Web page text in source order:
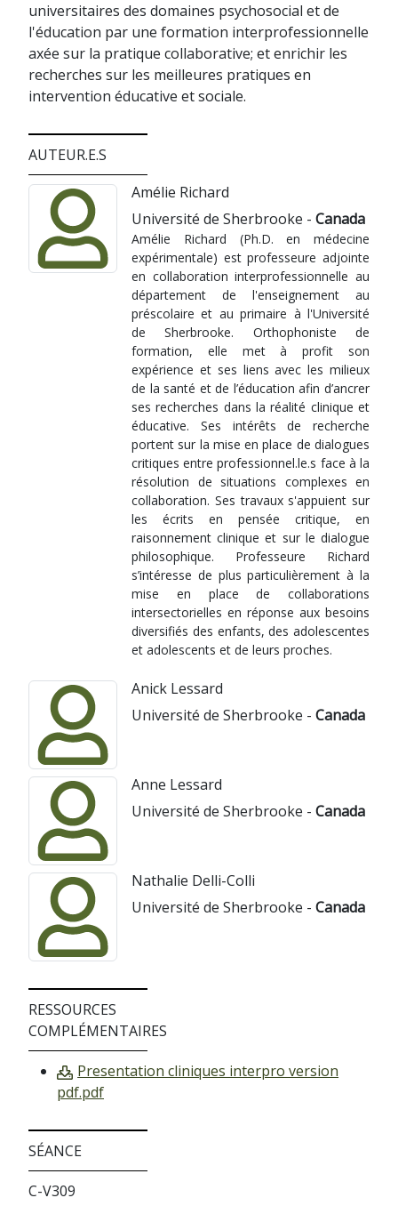
universitaires des domaines psychosocial et de
l'éducation par une formation interprofessionnelle
axée sur la pratique collaborative; et enrichir les
recherches sur les meilleures pratiques en
intervention éducative et sociale.
AUTEUR.E.S
Amélie Richard
Université de Sherbrooke - Canada
Amélie Richard (Ph.D. en médecine
expérimentale) est professeure adjointe
en collaboration interprofessionnelle au
département de l'enseignement au
préscolaire et au primaire à l'Université
de Sherbrooke. Orthophoniste de
formation, elle met à profit son
expérience et ses liens avec les milieux
de la santé et de l’éducation afin d’ancrer
ses recherches dans la réalité clinique et
éducative. Ses intérêts de recherche
portent sur la mise en place de dialogues
critiques entre professionnel.le.s face à la
résolution de situations complexes en
collaboration. Ses travaux s'appuient sur
les écrits en pensée critique, en
raisonnement clinique et sur le dialogue
philosophique. Professeure Richard
s’intéresse de plus particulièrement à la
mise en place de collaborations
intersectorielles en réponse aux besoins
diversifiés des enfants, des adolescentes
et adolescents et de leurs proches.
Anick Lessard
Université de Sherbrooke - Canada
Anne Lessard
Université de Sherbrooke - Canada
Nathalie Delli-Colli
Université de Sherbrooke - Canada
RESSOURCES
COMPLÉMENTAIRES
Presentation cliniques interpro version
pdf.pdf
SÉANCE
C-V309